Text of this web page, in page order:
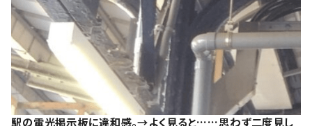
駅の電光掲示板に違和感。→よく見ると……思わず二度見し